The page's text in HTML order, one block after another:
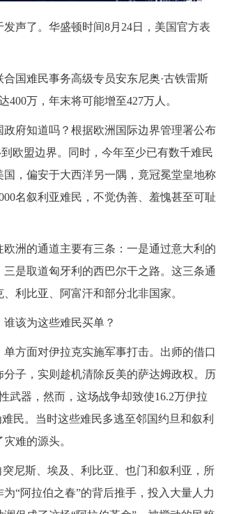
声了。华盛顿时间8月24日，美国官方表
国难民事务高级专员安东尼奥·古铁雷斯
万，年末将可能增至427万人。
府知道吗？根据欧洲国际边界管理署公布
欧盟边界。同时，今年至少已有数千难民
，偏安于大西洋另一隅，竟冠冕堂皇地称
名叙利亚难民，不觉伪善、羞愧甚至可耻
洲的通道主要有三条：一是通过意大利的
是取道匈牙利的西巴尔干之路。这三条通
利比亚、阿富汗和部分北非国家。
该为这些难民买单？
方面对伊拉克实施军事打击。出师的借口
子，实则趁机清除反美的萨达姆政权。历
武器，然而，这场战争却致使16.2万伊拉
民。当时这些难民多逃至邻国约旦和叙利
难的源头。
尼斯、埃及、利比亚、也门和叙利亚，所
“阿拉伯之春”的背后推手，投入大量人力